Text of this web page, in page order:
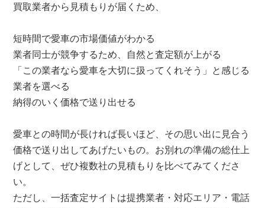
買取業者から見積もりが届くため、
短時間で愛車の市場価値がわかる
業者同士が競争するため、自然と査定額が上がる
「この業者なら愛車を大切に扱ってくれそう」と感じる
業者を選べる
納得のいく価格で送り出せる
愛車との時間が長ければ長いほど、その思い出に見合う
価格で送り出してあげたいもの。お別れの準備の総仕上
げとして、ぜひ複数社の見積もりを比べてみてくださ
い。
ただし、一括査定サイトは提携業者・対応エリア・電話